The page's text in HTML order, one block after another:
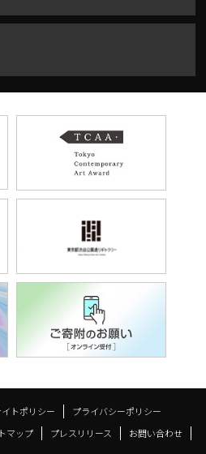
イトポリシー
プライバシーポリシー
マップ プレスリリース お問い合わせ